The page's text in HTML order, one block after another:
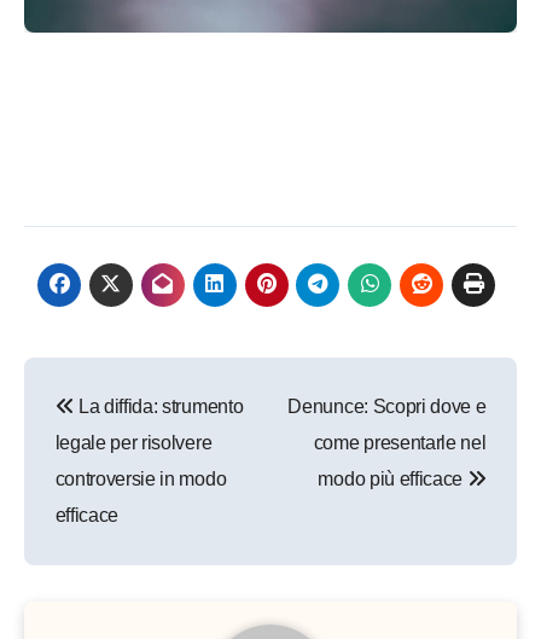
articoli
La diffida: strumento
legale per risolvere
controversie in modo
efficace
Denunce: Scopri dove e
come presentarle nel
modo più efficace